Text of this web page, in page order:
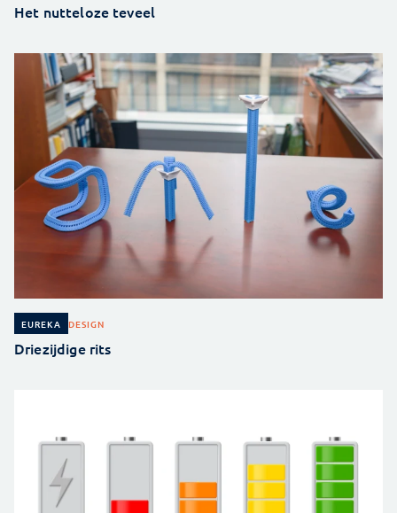
Het nutteloze teveel
EUREKA DESIGN
Driezijdige rits